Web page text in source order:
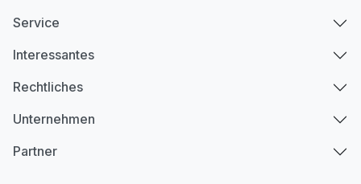
Service
Interessantes
Rechtliches
Unternehmen
Partner